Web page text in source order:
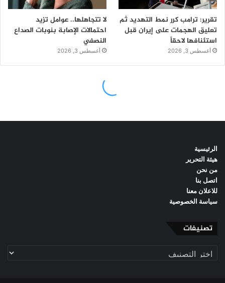
الرئيسية
هيئة التحرير
من نحن
اتصل بنا
للاعلان معنا
سياسة الخصوصية
تصنيفات
تصنيفات